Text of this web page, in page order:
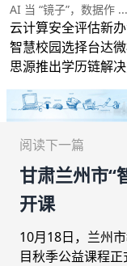
AI 当 “镜子”，数据作 ...
云计算安全评估新
智慧校园选择台达
思源推出学历链解
阅读下一篇
甘肃兰州市“
开课
10月18日，兰州
目秋季公益课程